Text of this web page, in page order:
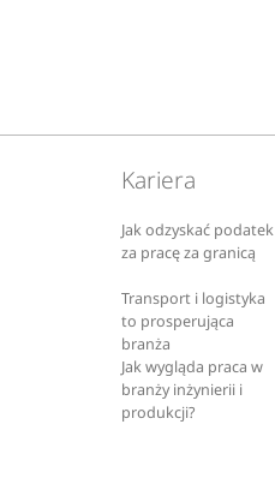
Kariera
Jak odzyskać podatek
za pracę za granicą
Transport i logistyka
to prosperująca
branża
Jak wygląda praca w
branży inżynierii i
produkcji?